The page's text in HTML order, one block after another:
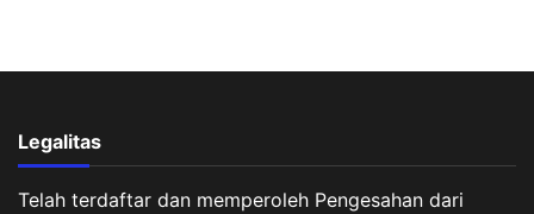
Legalitas
Telah terdaftar dan memperoleh Pengesahan dari